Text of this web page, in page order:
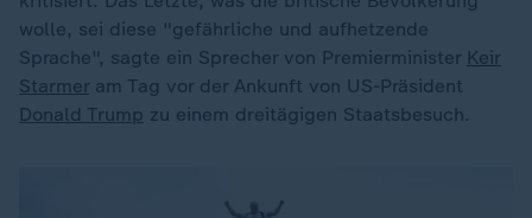
wolle, sei diese "gefährliche und aufhetzende
Sprache", sagte ein Sprecher von Premierminister Keir
Starmer am Tag vor der Ankunft von US-Präsident
Donald Trump zu einem dreitägigen Staatsbesuch.